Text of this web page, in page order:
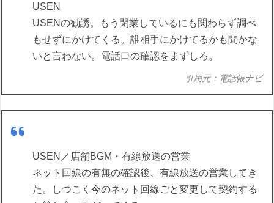
USEN
USENの勧誘。もう閉業しているにも関わらず調べ
もせずにかけてくる。誰相手にかけてるかも聞かな
いと言わない。電話口の確認をまずしろ。
引用元：電話帳ナビ
USEN／店舗BGM・有線放送の営業
ネット回線の有無の確認後、有線放送の営業してき
た。しつこく今のネット回線ごと変更して契約する